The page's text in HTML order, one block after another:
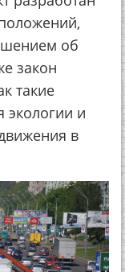
об
закон
такие
экологии и
в